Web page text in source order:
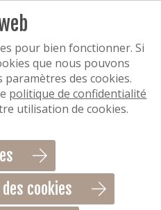
pour bien fonctionner. Si
que nous pouvons
des cookies.
politique de confidentialité
utilisation de cookies.
cookies